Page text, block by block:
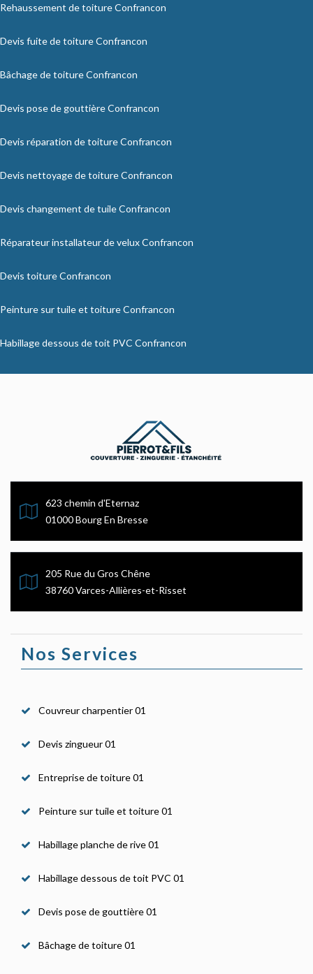
Rehaussement de toiture Confrancon
Devis fuite de toiture Confrancon
Bâchage de toiture Confrancon
Devis pose de gouttière Confrancon
Devis réparation de toiture Confrancon
Devis nettoyage de toiture Confrancon
Devis changement de tuile Confrancon
Réparateur installateur de velux Confrancon
Devis toiture Confrancon
Peinture sur tuile et toiture Confrancon
Habillage dessous de toit PVC Confrancon
623 chemin d'Eternaz
01000 Bourg En Bresse
205 Rue du Gros Chêne
38760 Varces-Allières-et-Risset
Nos Services
Couvreur charpentier 01
Devis zingueur 01
Entreprise de toiture 01
Peinture sur tuile et toiture 01
Habillage planche de rive 01
Habillage dessous de toit PVC 01
Devis pose de gouttière 01
Bâchage de toiture 01